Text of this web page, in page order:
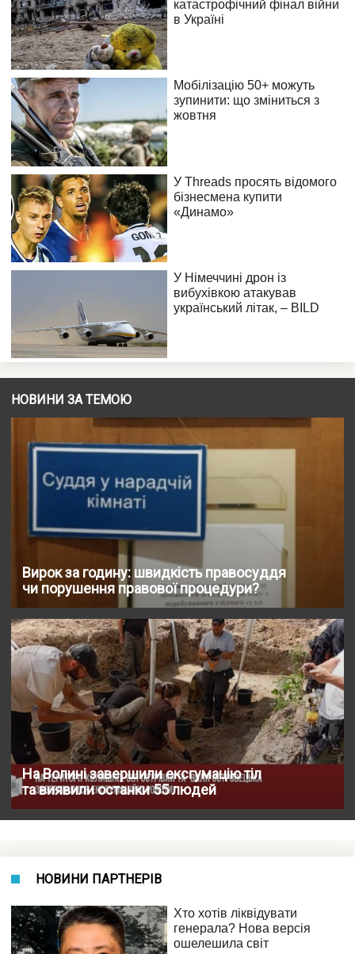
НОВИНИ ЗА ТЕМОЮ
Вирок за годину: швидкість правосуддя
чи порушення правової процедури?
На Волині завершили ексгумацію тіл
та виявили останки 55 людей
НОВИНИ ПАРТНЕРІВ